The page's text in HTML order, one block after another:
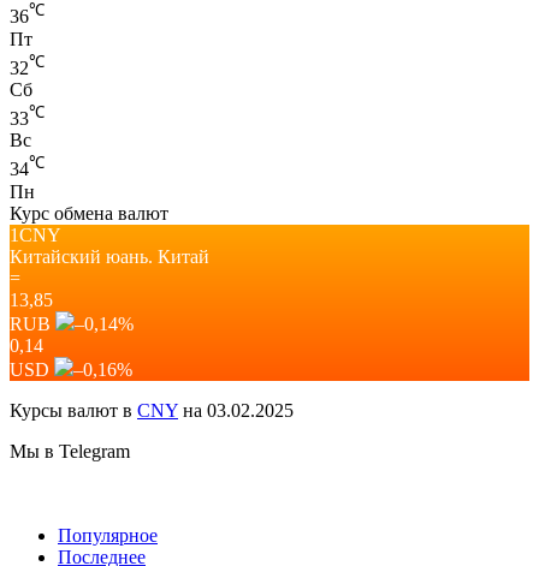
36℃
Пт
32℃
Сб
33℃
Вс
34℃
Пн
Курс обмена валют
1CNY
Китайский юань. Китай
=
13,85
RUB
–0,14%
0,14
USD
–0,16%
Курсы валют в CNY на 03.02.2025
Мы в Telegram
Популярное
Последнее